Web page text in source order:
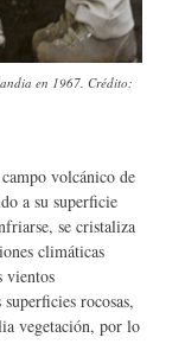
en 1967. Crédito:
volcánico de
a su superficie
se cristaliza
climáticas
vientos
rocosas,
vegetación, por lo